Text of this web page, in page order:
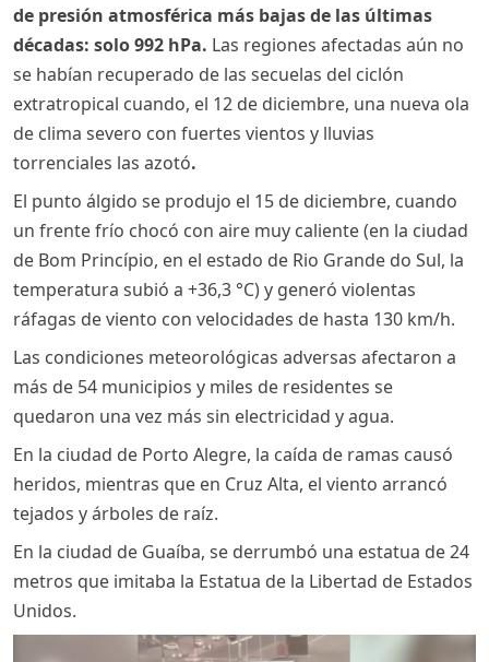
de presión atmosférica más bajas de las últimas
décadas: solo 992 hPa. Las regiones afectadas aún no
se habían recuperado de las secuelas del ciclón
extratropical cuando, el 12 de diciembre, una nueva ola
de clima severo con fuertes vientos y lluvias
torrenciales las azotó.
El punto álgido se produjo el 15 de diciembre, cuando
un frente frío chocó con aire muy caliente (en la ciudad
de Bom Princípio, en el estado de Rio Grande do Sul, la
temperatura subió a +36,3 °C) y generó violentas
ráfagas de viento con velocidades de hasta 130 km/h.
Las condiciones meteorológicas adversas afectaron a
más de 54 municipios y miles de residentes se
quedaron una vez más sin electricidad y agua.
En la ciudad de Porto Alegre, la caída de ramas causó
heridos, mientras que en Cruz Alta, el viento arrancó
tejados y árboles de raíz.
En la ciudad de Guaíba, se derrumbó una estatua de 24
metros que imitaba la Estatua de la Libertad de Estados
Unidos.